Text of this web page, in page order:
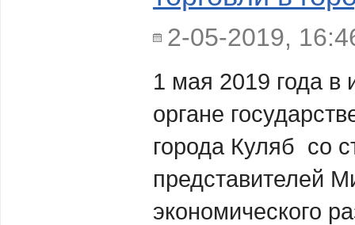
2-05-2019,
1 мая 2019 года в
органе
города Куляб со
представителей
экономического